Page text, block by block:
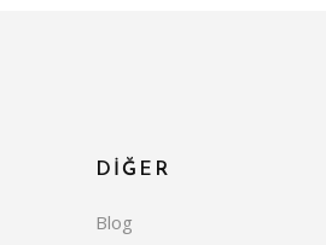
DİĞER
Blog